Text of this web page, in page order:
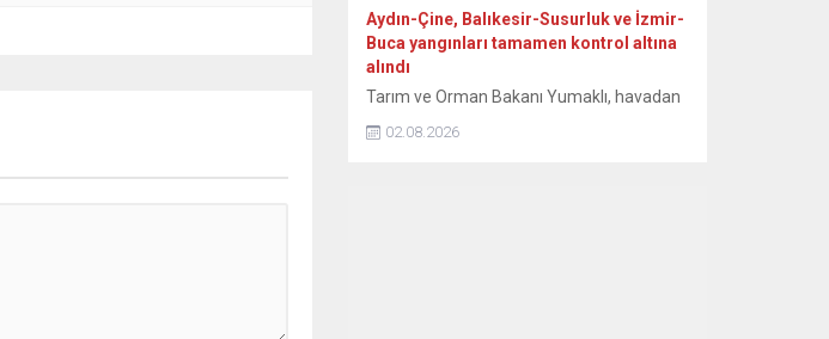
Aydın-Çine, Balıkesir-Susurluk ve İzmir-
Buca yangınları tamamen kontrol altına
alındı
Tarım ve Orman Bakanı Yumaklı, havadan
ve karadan yürütülen etkili mücadeleler
sonucunda, Aydın’ın Çine, Balıkesir’in
02.08.2026